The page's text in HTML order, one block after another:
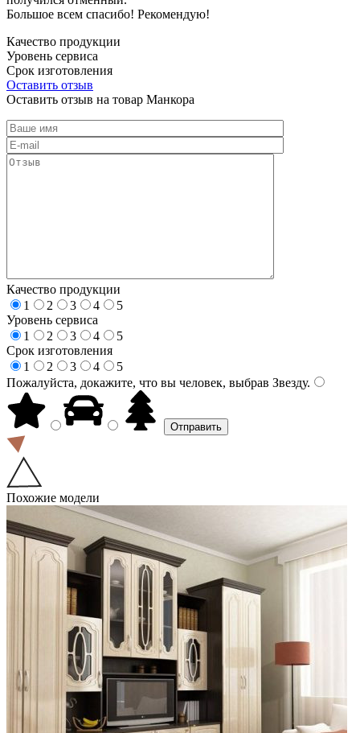
Большое всем спасибо! Рекомендую!
Качество продукции
Уровень сервиса
Срок изготовления
Оставить отзыв
Оставить отзыв на товар Манкора
Качество продукции
1
2 3 4
5
Уровень сервиса
1
2 3 4
5
Срок изготовления
1
2 3 4
5
Пожалуйста, докажите, что вы человек, выбрав Звезду.
Похожие модели